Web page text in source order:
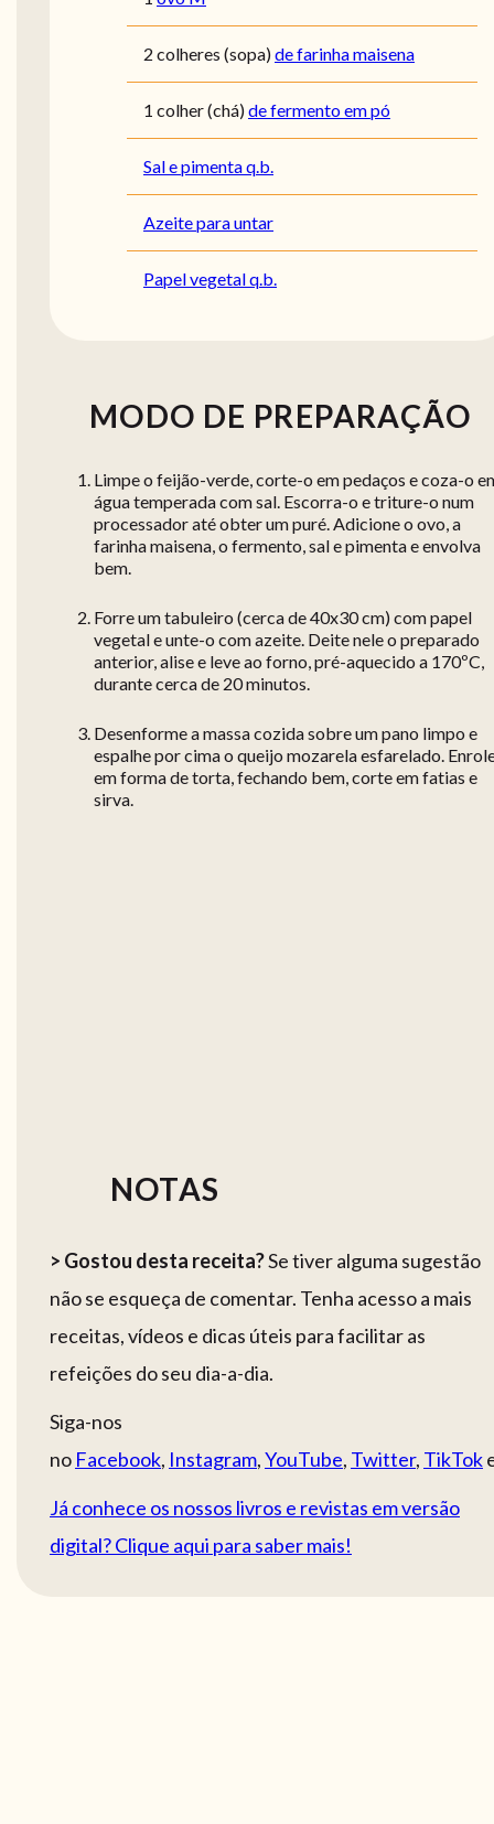
2 colheres (sopa)de farinha maisena
1 colher (chá)de fermento em pó
Sal e pimenta q.b.
Azeite para untar
Papel vegetal q.b.
MODO DE PREPARAÇÃO
Limpe o feijão-verde, corte-o em pedaços e coza-o
água temperada com sal. Escorra-o e triture-o num
processador até obter um puré. Adicione o ovo, a
farinha maisena, o fermento, sal e pimenta e envolva
bem.
Forre um tabuleiro (cerca de 40x30 cm) com papel
vegetal e unte-o com azeite. Deite nele o preparado
anterior, alise e leve ao forno, pré-aquecido a 170ºC,
durante cerca de 20 minutos.
Desenforme a massa cozida sobre um pano limpo e
espalhe por cima o queijo mozarela esfarelado.
em forma de torta, fechando bem, corte em fatias e
sirva.
NOTAS
> Gostou desta receita?Se tiver alguma sugestão
não se esqueça de comentar. Tenha acesso a mais
receitas, vídeos e dicas úteis para facilitar as
refeições do seu dia-a-dia.
Siga-nos
no Facebook, Instagram,YouTube, Twitter, TikTok
Já conhece os nossos livros e revistas em versão
digital? Clique aqui para saber mais!